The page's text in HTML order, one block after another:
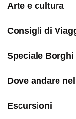
Arte e cultura
Consigli di
Speciale Borghi
Dove andare
Escursioni